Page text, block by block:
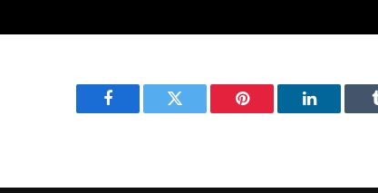
Facebook Twitter Pinterest LinkedIn